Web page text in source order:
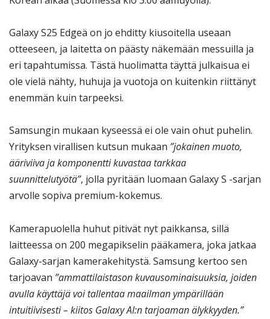
Galaxy S25 Edgeä on jo ehditty kiusoitella useaan
otteeseen, ja laitetta on päästy näkemään messuilla ja
eri tapahtumissa. Tästä huolimatta täyttä julkaisua ei
ole vielä nähty, huhuja ja vuotoja on kuitenkin riittänyt
enemmän kuin tarpeeksi.
Samsungin mukaan kyseessä ei ole vain ohut puhelin.
Yrityksen virallisen kutsun mukaan ”jokainen muoto,
ääriviiva ja komponentti kuvastaa tarkkaa
suunnittelutyötä”, jolla pyritään luomaan Galaxy S -sarjan
arvolle sopiva premium-kokemus.
Kamerapuolella huhut pitivät nyt paikkansa, sillä
laitteessa on 200 megapikselin pääkamera, joka jatkaa
Galaxy-sarjan kamerakehitystä. Samsung kertoo sen
tarjoavan ”ammattilaistason kuvausominaisuuksia, joiden
avulla käyttäjä voi tallentaa maailman ympärillään
intuitiivisesti – kiitos Galaxy AI:n tarjoaman älykkyyden.”